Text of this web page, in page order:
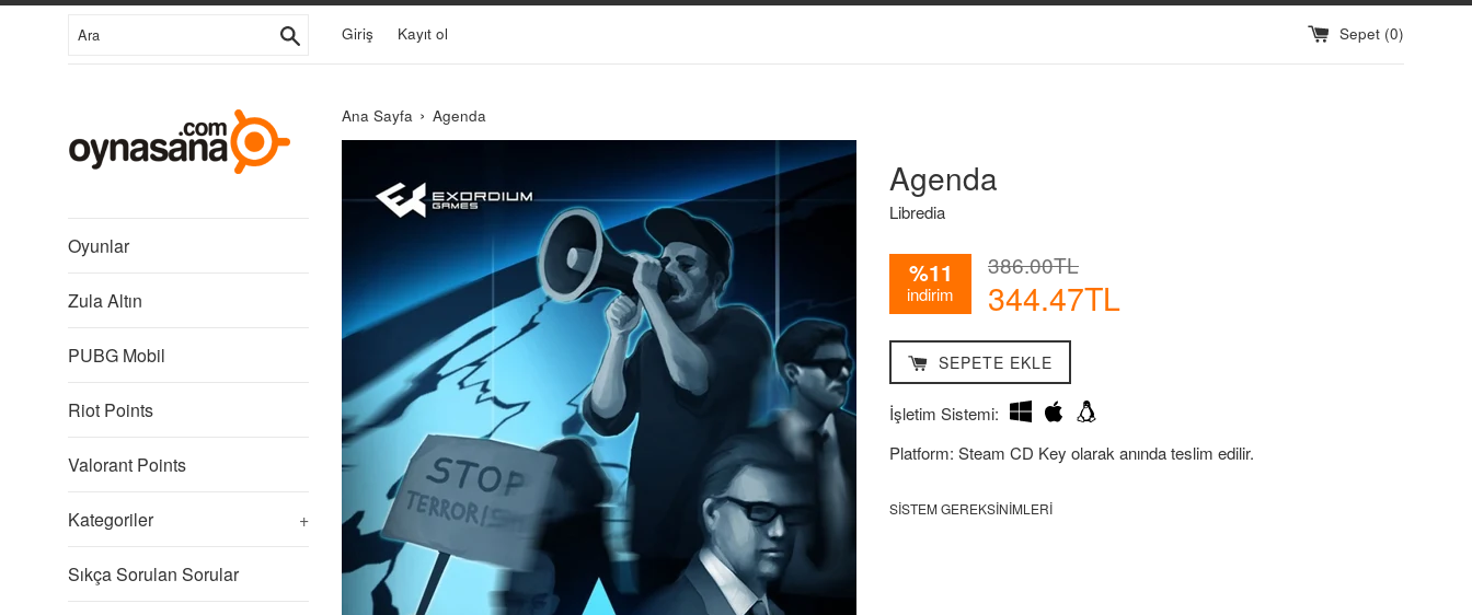
İçeriğe
Giriş Kayıt ol Sepet (0)
Oyunlar
Zula Altın
PUBG Mobil
Riot Points
Valorant Points
Kategoriler +
Sıkça Sorulan Sorular
Ana Sayfa › Agenda
Agenda
Libredia
%11
indirim
Fiyatı
344.47TL
386.00TL
SEPETE EKLE
İşletim Sistemi:
Platform: Steam CD Key olarak anında teslim edilir.
SISTEM GEREKSINIMLERI